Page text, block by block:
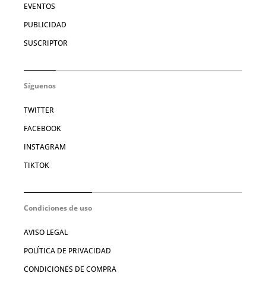
EVENTOS
PUBLICIDAD
SUSCRIPTOR
Síguenos
TWITTER
FACEBOOK
INSTAGRAM
TIKTOK
Condiciones de uso
AVISO LEGAL
POLÍTICA DE PRIVACIDAD
CONDICIONES DE COMPRA